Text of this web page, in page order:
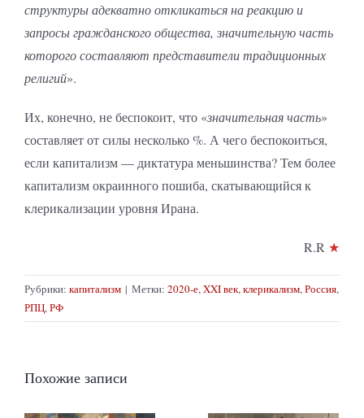
структуры адекватно откликаться на реакцию и
запросы гражданского общества, значительную часть
которого составляют представители традиционных
религий».
Их, конечно, не беспокоит, что «значительная часть»
составляет от силы несколько %. А чего беспокоиться,
если капитализм — диктатура меньшинства? Тем более
капитализм окраинного пошиба, скатывающийся к
клерикализации уровня Ирана.
R.R ★
Рубрики: капитализм | Метки: 2020-е,XXI век,клерикализм,Россия,
РПЦ,РФ
Похожие записи